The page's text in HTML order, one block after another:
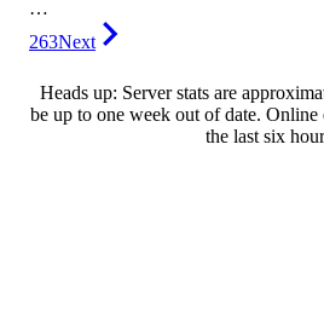
…
263Next
Heads up: Server stats are
be up to one week out of date.
the last six